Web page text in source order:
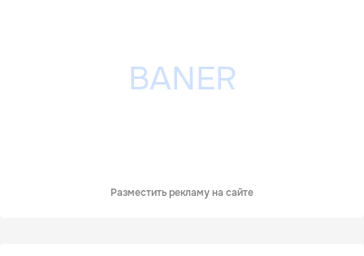
Разместить рекламу на сайте